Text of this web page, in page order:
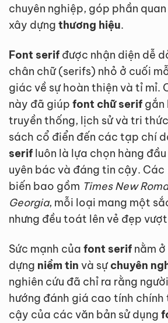
chuyên nghiệp, góp phần
xây dựng thương hiệu.
Font serif được nhận diện dễ
chân chữ (serifs) nhỏ ở cuối
giác về sự hoàn thiện và tỉ mỉ.
này đã giúp font chữ serif gắn
truyền thống, lịch sử và tri
sách cổ điển đến các tạp chí
serif luôn là lựa chọn hàng
uyên bác và đáng tin cậy. Các
biến bao gồm Times New
Georgia, mỗi loại mang một
nhưng đều toát lên vẻ đẹp
Sức mạnh của font serif nằm
dựng niềm tin và sựchuyên
nghiên cứu đã chỉ ra rằng
hướng đánh giá cao tính
cậy của các văn bản sử dụng